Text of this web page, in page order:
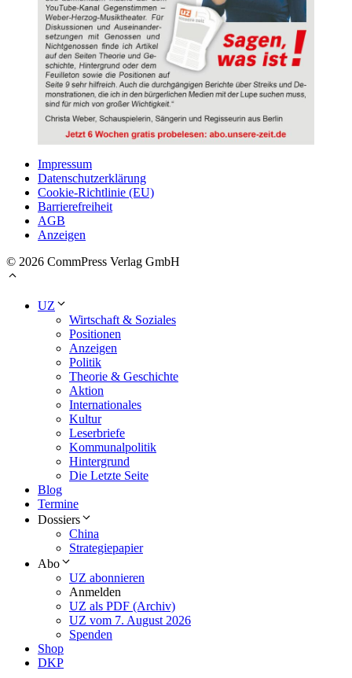
Impressum
Datenschutzerklärung
Cookie-Richtlinie (EU)
Barrierefreiheit
AGB
Anzeigen
© 2026 CommPress Verlag GmbH
UZ
Wirtschaft & Soziales
Positionen
Anzeigen
Politik
Theorie & Geschichte
Aktion
Internationales
Kultur
Leserbriefe
Kommunalpolitik
Hintergrund
Die Letzte Seite
Blog
Termine
Dossiers
China
Strategiepapier
Abo
UZ abonnieren
Anmelden
UZ als PDF (Archiv)
UZ vom 7. August 2026
Spenden
Shop
DKP